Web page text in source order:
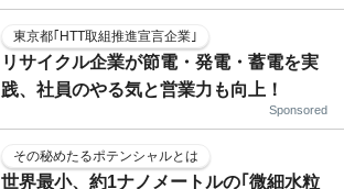
東京都｢HTT取組推進宣言企業｣
リサイクル企業が節電・発電・蓄電を実
践、社員のやる気と営業力も向上！
Sponsored
その秘めたるポテンシャルとは
世界最小、約1ナノメートルの｢微細水粒